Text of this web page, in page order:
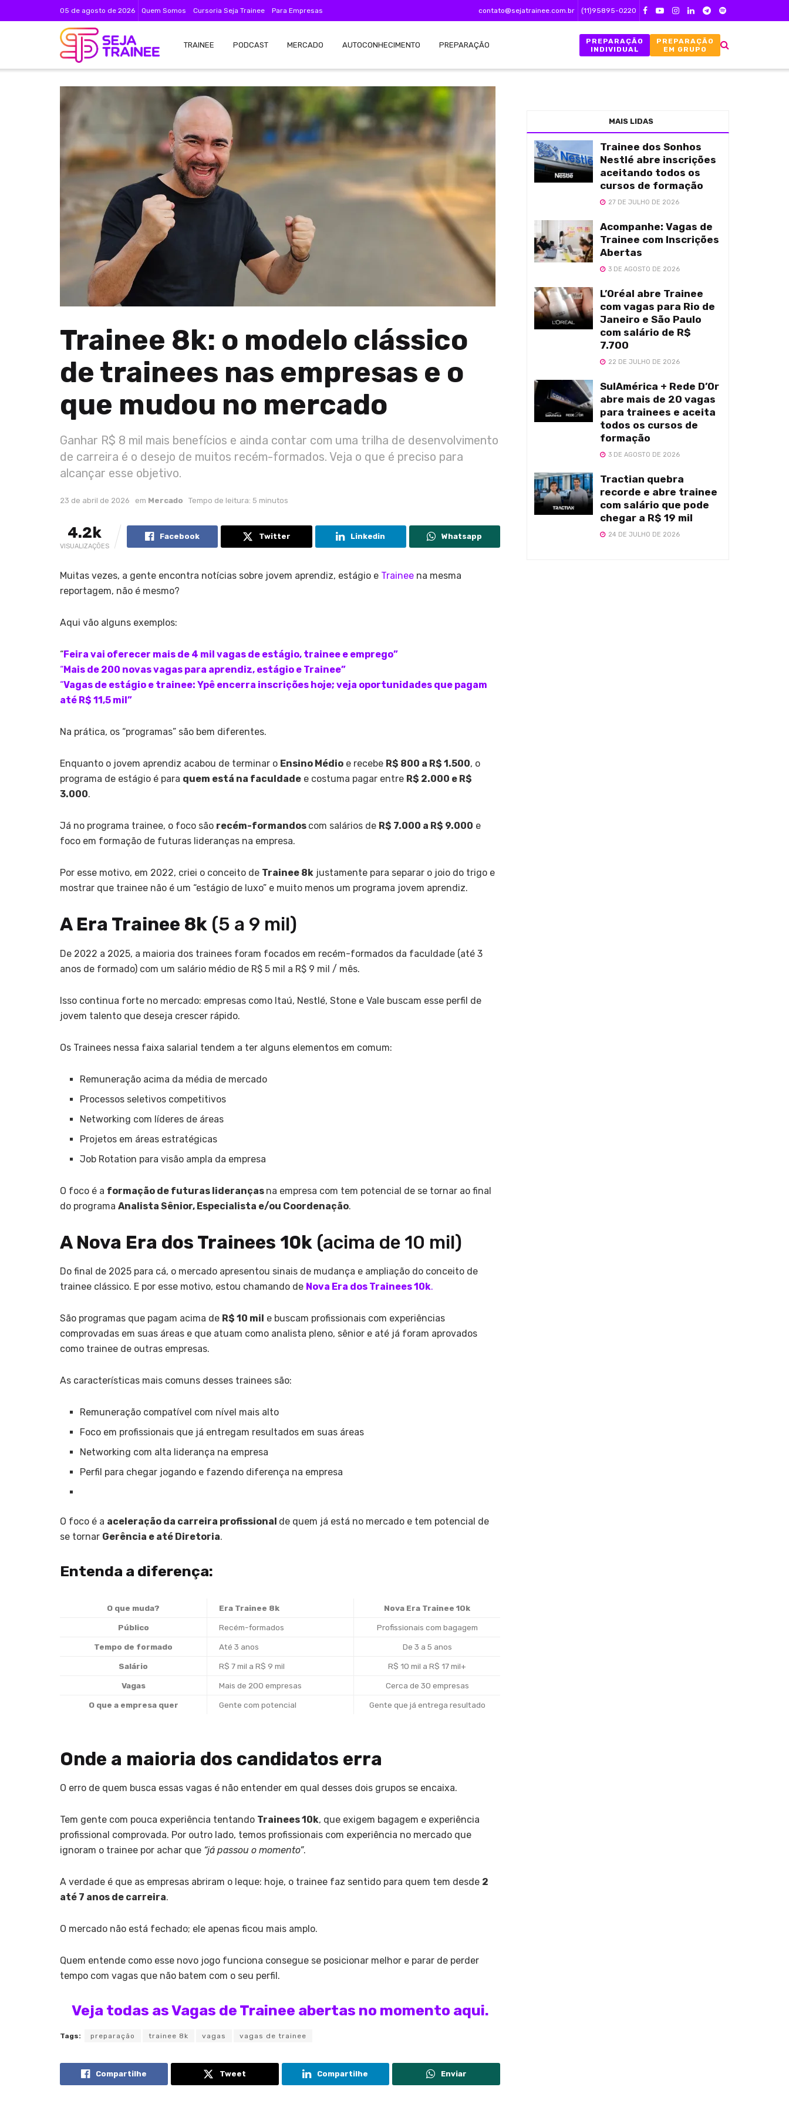
05 de agosto de 2026 Quem Somos Cursoria Seja Trainee Para Empresas contato@sejatrainee.com.br (11)95895-0220
TRAINEE PODCAST MERCADO AUTOCONHECIMENTO PREPARAÇÃO
PREPARAÇÃO
INDIVIDUAL
PREPARAÇÃO
EM GRUPO
Trainee 8k: o modelo clássico
de trainees nas empresas e o
que mudou no mercado
Ganhar R$ 8 mil mais benefícios e ainda contar com uma trilha de desenvolvimento
de carreira é o desejo de muitos recém-formados. Veja o que é preciso para
alcançar esse objetivo.
23 de abril de 2026 em Mercado Tempo de leitura: 5 minutos
4.2k
VISUALIZAÇÕES
Facebook Twitter Linkedin Whatsapp
Muitas vezes, a gente encontra notícias sobre jovem aprendiz, estágio e Trainee na mesma
reportagem, não é mesmo?
Aqui vão alguns exemplos:
“Feira vai oferecer mais de 4 mil vagas de estágio, trainee e emprego”
“Mais de 200 novas vagas para aprendiz, estágio e Trainee”
“Vagas de estágio e trainee: Ypê encerra inscrições hoje; veja oportunidades que pagam
até R$ 11,5 mil”
Na prática, os “programas” são bem diferentes.
Enquanto o jovem aprendiz acabou de terminar o Ensino Médio e recebe R$ 800 a R$ 1.500, o
programa de estágio é para quem está na faculdade e costuma pagar entre R$ 2.000 e R$
3.000.
Já no programa trainee, o foco são recém-formandos com salários de R$ 7.000 a R$ 9.000 e
foco em formação de futuras lideranças na empresa.
Por esse motivo, em 2022, criei o conceito de Trainee 8k justamente para separar o joio do trigo e
mostrar que trainee não é um “estágio de luxo” e muito menos um programa jovem aprendiz.
A Era Trainee 8k (5 a 9 mil)
De 2022 a 2025, a maioria dos trainees foram focados em recém-formados da faculdade (até 3
anos de formado) com um salário médio de R$ 5 mil a R$ 9 mil / mês.
Isso continua forte no mercado: empresas como Itaú, Nestlé, Stone e Vale buscam esse perfil de
jovem talento que deseja crescer rápido.
Os Trainees nessa faixa salarial tendem a ter alguns elementos em comum:
Remuneração acima da média de mercado
Processos seletivos competitivos
Networking com líderes de áreas
Projetos em áreas estratégicas
Job Rotation para visão ampla da empresa
O foco é a formação de futuras lideranças na empresa com tem potencial de se tornar ao final
do programa Analista Sênior, Especialista e/ou Coordenação.
A Nova Era dos Trainees 10k (acima de 10 mil)
Do final de 2025 para cá, o mercado apresentou sinais de mudança e ampliação do conceito de
trainee clássico. E por esse motivo, estou chamando de Nova Era dos Trainees 10k.
São programas que pagam acima de R$ 10 mil e buscam profissionais com experiências
comprovadas em suas áreas e que atuam como analista pleno, sênior e até já foram aprovados
como trainee de outras empresas.
As características mais comuns desses trainees são:
Remuneração compatível com nível mais alto
Foco em profissionais que já entregam resultados em suas áreas
Networking com alta liderança na empresa
Perfil para chegar jogando e fazendo diferença na empresa
O foco é a aceleração da carreira profissional de quem já está no mercado e tem potencial de
se tornar Gerência e até Diretoria.
Entenda a diferença:
O que muda? Era Trainee 8k Nova Era Trainee 10k
Público Recém-formados Profissionais com bagagem
Tempo de formado Até 3 anos De 3 a 5 anos
Salário R$ 7 mil a R$ 9 mil R$ 10 mil a R$ 17 mil+
Vagas Mais de 200 empresas Cerca de 30 empresas
O que a empresa quer Gente com potencial Gente que já entrega resultado
Onde a maioria dos candidatos erra
O erro de quem busca essas vagas é não entender em qual desses dois grupos se encaixa.
Tem gente com pouca experiência tentando Trainees 10k, que exigem bagagem e experiência
profissional comprovada. Por outro lado, temos profissionais com experiência no mercado que
ignoram o trainee por achar que “já passou o momento”.
A verdade é que as empresas abriram o leque: hoje, o trainee faz sentido para quem tem desde 2
até 7 anos de carreira.
O mercado não está fechado; ele apenas ficou mais amplo.
Quem entende como esse novo jogo funciona consegue se posicionar melhor e parar de perder
tempo com vagas que não batem com o seu perfil.
Veja todas as Vagas de Trainee abertas no momento aqui.
Tags: preparação trainee 8k vagas vagas de trainee
Compartilhe Tweet Compartilhe Enviar
MAIS LIDAS
Trainee dos Sonhos
Nestlé abre inscrições
aceitando todos os
cursos de formação
27 DE JULHO DE 2026
Acompanhe: Vagas de
Trainee com Inscrições
Abertas
3 DE AGOSTO DE 2026
L’Oréal abre Trainee
com vagas para Rio de
Janeiro e São Paulo
com salário de R$
7.700
22 DE JULHO DE 2026
SulAmérica + Rede D’Or
abre mais de 20 vagas
para trainees e aceita
todos os cursos de
formação
3 DE AGOSTO DE 2026
Tractian quebra
recorde e abre trainee
com salário que pode
chegar a R$ 19 mil
24 DE JULHO DE 2026